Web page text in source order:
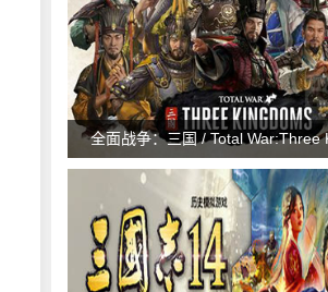
全面战争：三国 / Total War:Three